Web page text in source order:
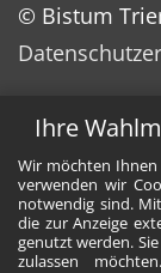
Ihre
Wir möchten Ihnen
verwenden wir
notwendig sind.
die zur Anzeige
genutzt werden.
zulassen
© Bistum